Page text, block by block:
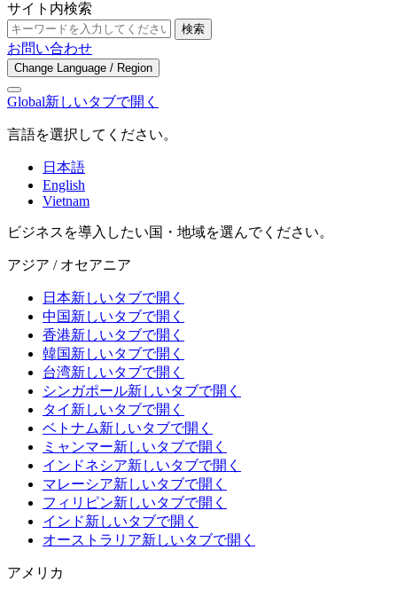
サイト内検索
検索
お問い合わせ
Change Language / Region
Global新しいタブで開く
言語を選択してください。
日本語
English
Vietnam
ビジネスを導入したい国・地域を選んでください。
アジア / オセアニア
日本新しいタブで開く
中国新しいタブで開く
香港新しいタブで開く
韓国新しいタブで開く
台湾新しいタブで開く
シンガポール新しいタブで開く
タイ 新しいタブで開く
ベトナム新しいタブで開く
ミャンマー新しいタブで開く
インドネシア新しいタブで開く
マレーシア新しいタブで開く
フィリピン新しいタブで開く
インド新しいタブで開く
オーストラリア新しいタブで開く
アメリカ